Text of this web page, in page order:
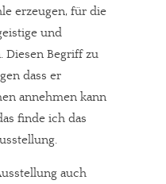
erzeugen, für die
und
Diesen Begriff zu
dass er
annehmen kann
finde ich das
auch